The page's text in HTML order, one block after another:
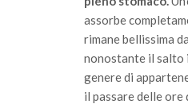
assorbe
rimane bellissima
nonostante il salto
genere di
il passare delle